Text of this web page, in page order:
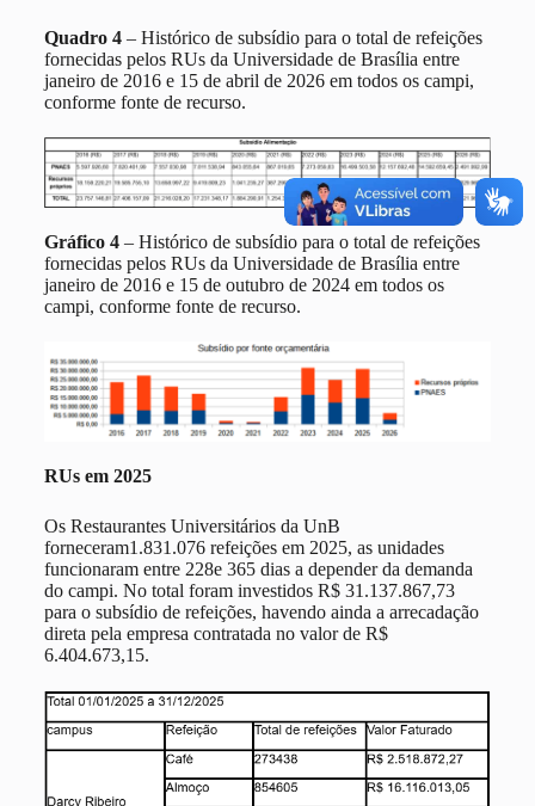
Quadro 4– Histórico de subsídio para o total de refeições
fornecidas pelos RUs da Universidade de Brasília entre
janeiro de 2016 e 15 de abril de 2026 em todos os campi,
conforme fonte de recurso.
Gráfico 4– Histórico de subsídio para o total de refeições
fornecidas pelos RUs da Universidade de Brasília entre
janeiro de 2016 e 15 de outubro de 2024 em todos os
campi, conforme fonte de recurso.
RUs em 2025
Os Restaurantes Universitários da UnB
forneceram1.831.076 refeições em 2025, as unidades
funcionaram entre 228e 365 dias a depender da demanda
do campi. No total foram investidos R$ 31.137.867,73
para o subsídio de refeições, havendo ainda a arrecadação
direta pela empresa contratada no valor de R$
6.404.673,15.